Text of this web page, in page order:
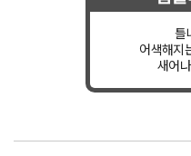
틀
어색해지
새어